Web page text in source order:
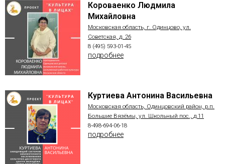
Короваенко Людмила
Михайловна
Московская область, г. Одинцово, ул.
Советская, д. 26
8 (495) 593-01-45
подробнее
Куртиева Антонина Васильевна
Московская область, Одинцовский район, р.п.
Большие Вязёмы, ул. Школьный пос., д.11
8-498-694-06-18
подробнее